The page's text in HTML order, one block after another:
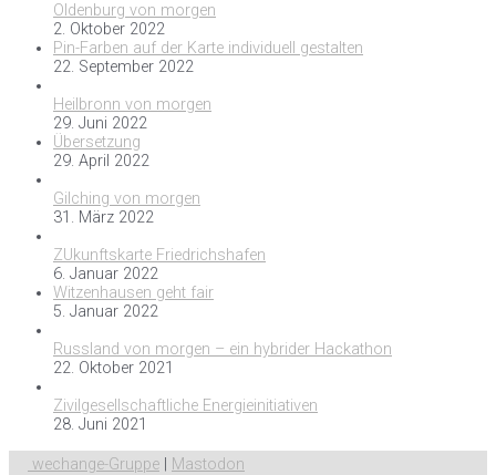
Oldenburg von morgen
2. Oktober 2022
Pin-Farben auf der Karte individuell gestalten
22. September 2022
Heilbronn von morgen
29. Juni 2022
Übersetzung
29. April 2022
Gilching von morgen
31. März 2022
ZUkunftskarte Friedrichshafen
6. Januar 2022
Witzenhausen geht fair
5. Januar 2022
Russland von morgen – ein hybrider Hackathon
22. Oktober 2021
Zivilgesellschaftliche Energieinitiativen
28. Juni 2021
wechange-Gruppe
Mastodon